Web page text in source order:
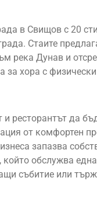
в Свищов с 20
Стаите
река Дунав и
за хора с
ресторантът да
от комфортен
запазва
обслужва
събитие или